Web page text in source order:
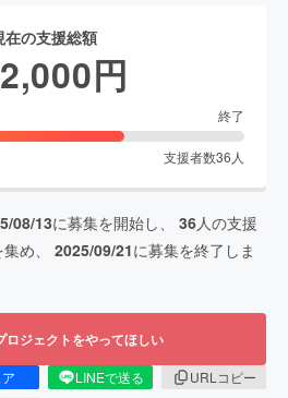
在の支援総額
円
終了
支援者数36 人
08/13に募集を開始し、 36人の支援
め、 2025/09/21に募集を終了しま
ロジェクトをやってほしい
LINEで送る
URLコピー